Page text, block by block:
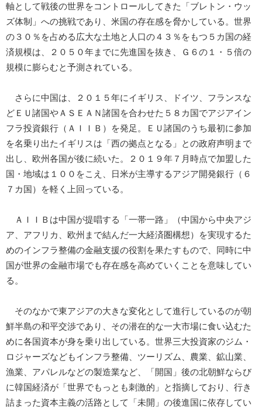
軸として戦後の世界をコントロールしてきた「ブレトン・ウッ
ズ体制」への挑戦であり、米国の存在感を脅かしている。世界
の３０％を占める広大な土地と人口の４３％をもつ５カ国の経
済規模は、２０５０年までに先進国を抜き、Ｇ６の１・５倍の
規模に膨らむと予測されている。
さらに中国は、２０１５年にイギリス、ドイツ、フランスな
どＥＵ諸国やＡＳＥＡＮ諸国を合わせた５８カ国でアジアイン
フラ投資銀行（ＡＩＩＢ）を発足。ＥＵ諸国のうち最初に参加
を名乗り出たイギリスは「西の拠点となる」との政府声明まで
出し、欧州各国が後に続いた。２０１９年７月時点で加盟した
国・地域は１００をこえ、日米が主導するアジア開発銀行（６
７カ国）を軽く上回っている。
ＡＩＩＢは中国が提唱する「一帯一路」（中国から中央アジ
ア、アフリカ、欧州まで結んだ一大経済圏構想）を実現するた
めのインフラ整備の金融支援の役割を果たすもので、同時に中
国が世界の金融市場でも存在感を高めていくことを意味してい
る。
そのなかで東アジアの大きな変化として進行しているのが朝
鮮半島の和平交渉であり、その潜在的な一大市場に食い込むた
めに各国資本が身を乗り出している。世界三大投資家のジム・
ロジャーズなどもインフラ整備、ツーリズム、農業、鉱山業、
漁業、アパレルなどの製造業など、「開国」後の北朝鮮ならび
に韓国経済が「世界でもっとも刺激的」と指摘しており、行き
詰まった資本主義の活路として「未開」の後進国に依存してい